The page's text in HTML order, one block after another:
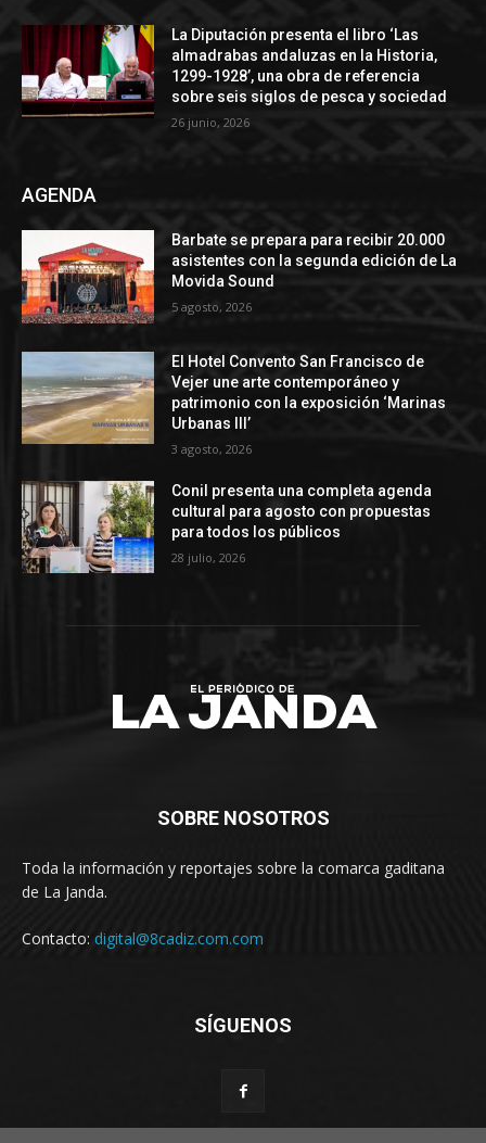
La Diputación presenta el libro ‘Las
almadrabas andaluzas en la Historia,
1299-1928’, una obra de referencia
sobre seis siglos de pesca y sociedad
26 junio, 2026
AGENDA
Barbate se prepara para recibir 20.000
asistentes con la segunda edición de La
Movida Sound
5 agosto, 2026
El Hotel Convento San Francisco de
Vejer une arte contemporáneo y
patrimonio con la exposición ‘Marinas
Urbanas III’
3 agosto, 2026
Conil presenta una completa agenda
cultural para agosto con propuestas
para todos los públicos
28 julio, 2026
SOBRE NOSOTROS
Toda la información y reportajes sobre la comarca gaditana
de La Janda.
Contacto: digital@8cadiz.com.com
SÍGUENOS